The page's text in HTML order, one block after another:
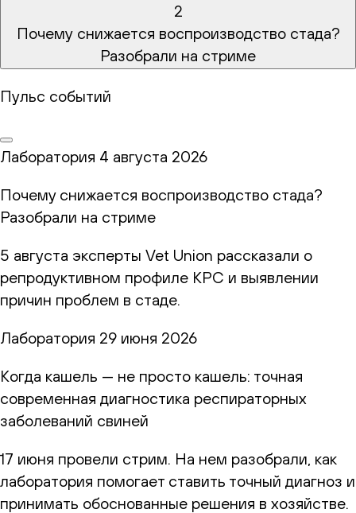
2
Почему снижается воспроизводство стада?
Разобрали на стриме
Пульс событий
Лаборатория 4 августа 2026
Почему снижается воспроизводство стада?
Разобрали на стриме
5 августа эксперты Vet Union рассказали о
репродуктивном профиле КРС и выявлении
причин проблем в стаде.
Лаборатория 29 июня 2026
Когда кашель — не просто кашель: точная
современная диагностика респираторных
заболеваний свиней
17 июня провели стрим. На нем разобрали, как
лаборатория помогает ставить точный диагноз и
принимать обоснованные решения в хозяйстве.